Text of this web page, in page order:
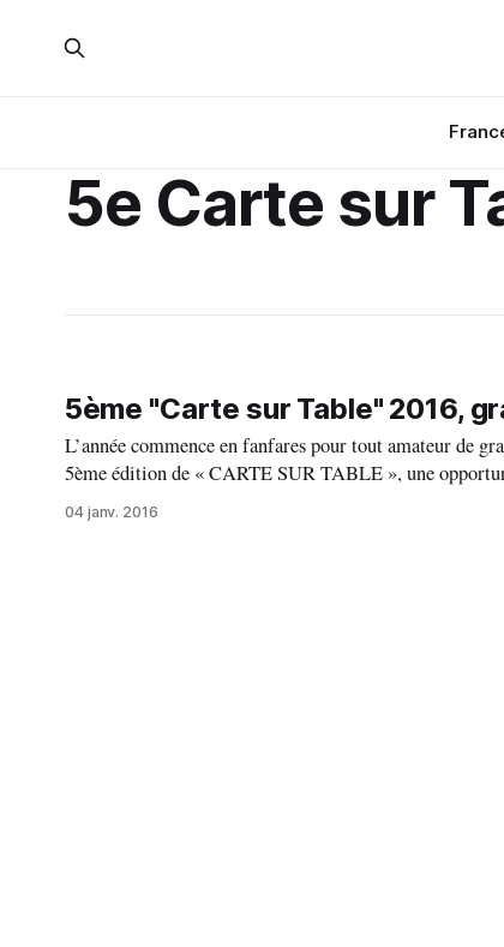
5e Carte sur
5ème "Carte sur Table" 2016,
L’année commence en fanfares pour tout amateur
5ème édition de « CARTE SUR TABLE », une
Grands Crus à prix doux sur les grandes
04 janv. 2016